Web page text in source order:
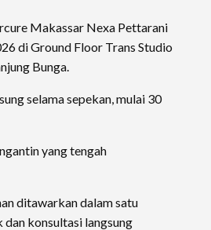
Makassar Nexa Pettarani
di Ground Floor Trans Studio
Bunga.
selama sepekan, mulai 30
yang tengah
ditawarkan dalam satu
konsultasi langsung